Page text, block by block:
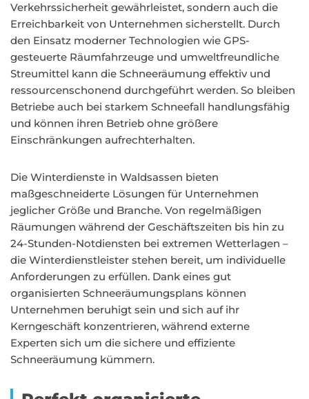
Verkehrssicherheit gewährleistet, sondern auch die
Erreichbarkeit von Unternehmen sicherstellt. Durch
den Einsatz moderner Technologien wie GPS-
gesteuerte Räumfahrzeuge und umweltfreundliche
Streumittel kann die Schneeräumung effektiv und
ressourcenschonend durchgeführt werden. So bleiben
Betriebe auch bei starkem Schneefall handlungsfähig
und können ihren Betrieb ohne größere
Einschränkungen aufrechterhalten.
Die Winterdienste in Waldsassen bieten
maßgeschneiderte Lösungen für Unternehmen
jeglicher Größe und Branche. Von regelmäßigen
Räumungen während der Geschäftszeiten bis hin zu
24-Stunden-Notdiensten bei extremen Wetterlagen –
die Winterdienstleister stehen bereit, um individuelle
Anforderungen zu erfüllen. Dank eines gut
organisierten Schneeräumungsplans können
Unternehmen beruhigt sein und sich auf ihr
Kerngeschäft konzentrieren, während externe
Experten sich um die sichere und effiziente
Schneeräumung kümmern.